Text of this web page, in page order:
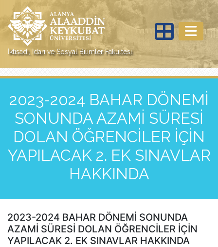
İktisadi, İdari ve Sosyal Bilimler Fakültesi
2023-2024 BAHAR DÖNEMİ
SONUNDA AZAMİ SÜRESİ
DOLAN ÖĞRENCİLER İÇİN
YAPILACAK 2. EK SINAVLAR
HAKKINDA
2023-2024 BAHAR DÖNEMİ SONUNDA
AZAMİ SÜRESİ DOLAN ÖĞRENCİLER İÇİN
YAPILACAK 2. EK SINAVLAR HAKKINDA